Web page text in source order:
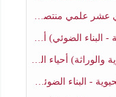
منتصف الفصل الثاني
عشر علمي الفصل الثاني
عشر علمي منتصف الفصل الثاني
الحادي عشر علمي الفصل الثاني